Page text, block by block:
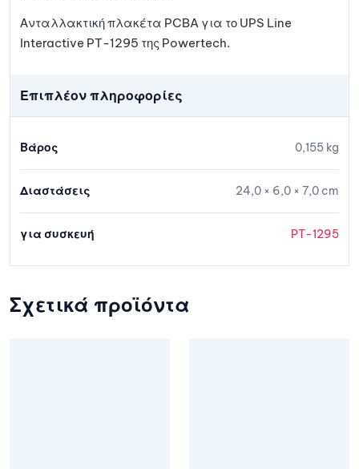
Ανταλλακτική πλακέτα PCBA για το UPS Line
Interactive PT-1295 της Powertech.
Επιπλέον πληροφορίες
Βάρος 0,155 kg
Διαστάσεις 24,0 × 6,0 × 7,0 cm
για συσκευή PT-1295
Σχετικά προϊόντα